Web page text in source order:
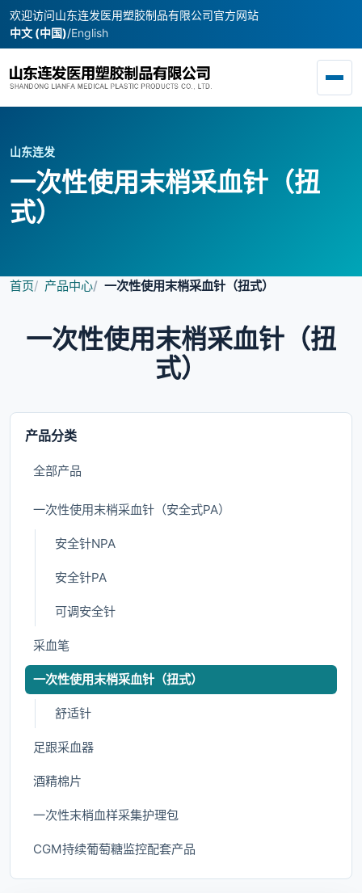
欢迎访问山东连发医用塑胶制品有限公司官方网站
中文 (中国)/English
山东连发
一次性使用末梢采血针（扭
式）
首页 产品中心 一次性使用末梢采血针（扭式）
一次性使用末梢采血针（扭
式）
产品分类
全部产品
一次性使用末梢采血针（安全式PA）
安全针NPA
安全针PA
可调安全针
采血笔
一次性使用末梢采血针（扭式）
舒适针
足跟采血器
酒精棉片
一次性末梢血样采集护理包
CGM持续葡萄糖监控配套产品